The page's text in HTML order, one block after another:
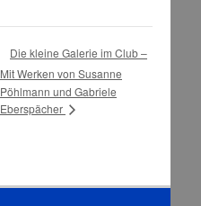
Die kleine Galerie im Club –
Mit Werken von Susanne
Pöhlmann und Gabriele
Eberspächer